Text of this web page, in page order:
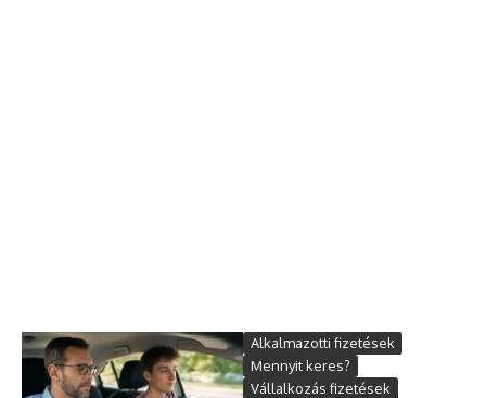
Alkalmazotti fizetések
Mennyit keres?
Vállalkozás fizetések